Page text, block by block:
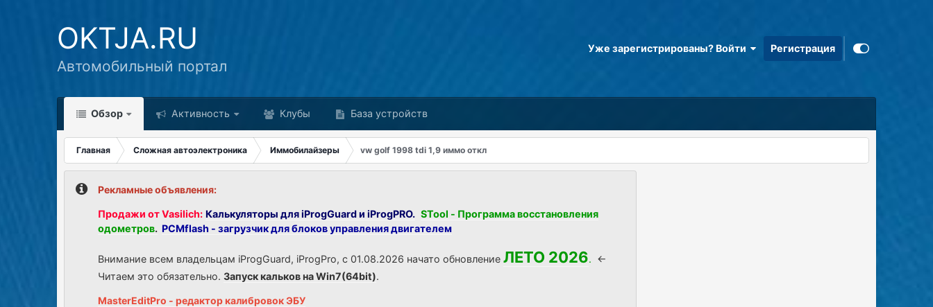
OKTJA.RU
Автомобильный портал
Уже зарегистрированы? Войти Регистрация
Обзор Активность Клубы База устройств
Главная Сложная автоэлектроника Иммобилайзеры vw golf 1998 tdi 1,9 иммо откл
Рекламные объявления:
Продажи от Vasilich: Калькуляторы для iProgGuard и iProgPRO. STool - Программа восстановления
одометров. PCMflash - загрузчик для блоков управления двигателем
Внимание всем владельцам iProgGuard, iProgPro, с 01.08.2026 начато обновлениеЛЕТО 2026. <-
Читаем это обязательно.Запуск кальков на Win7(64bit).
MasterEditPro - редактор калибровок ЭБУ